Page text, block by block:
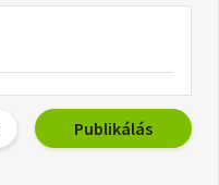
Publikálás